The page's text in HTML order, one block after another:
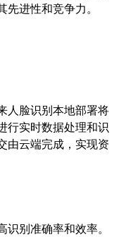
进性和竞争力。
人脸识别本地部署将
行实时数据处理和识
由云端完成，实现资
别准确率和效率。